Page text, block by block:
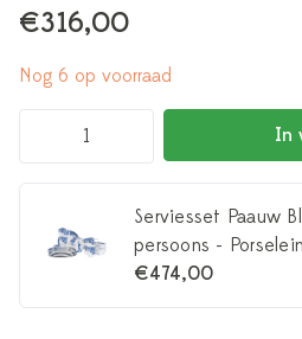
€316,00
Nog 6 op voorraad
In
Serviesset Paauw
persoons -
€474,00